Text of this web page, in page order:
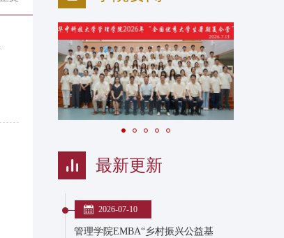
最新更新
2026-07-10
管理学院EMBA“乡村振兴公益基